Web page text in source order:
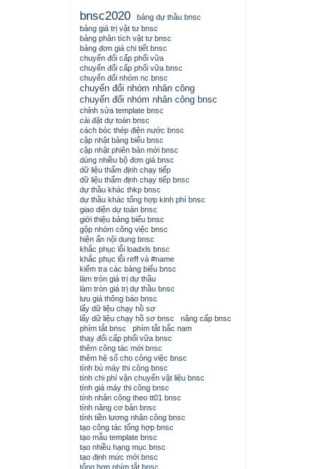
bnsc2020
bảng dự thầu bnsc
bảng giá trị vật tư bnsc
bảng phân tích vật tư bnsc
bảng đơn giá chi tiết bnsc
chuyển đổi cấp phối vữa
chuyển đổi cấp phối vữa bnsc
chuyển đổi nhóm nc bnsc
chuyển đổi nhóm nhân công
chuyển đổi nhóm nhân công bnsc
chỉnh sửa template bnsc
cài đặt dự toán bnsc
cách bóc thép điện nước bnsc
cập nhật bảng biểu bnsc
cập nhật phiên bản mới bnsc
dùng nhiều bộ đơn giá bnsc
dữ liệu thẩm định chạy tiếp
dữ liệu thẩm định chạy tiếp bnsc
dự thầu khác thkp bnsc
dự thầu khác tổng hợp kinh phí bnsc
giao diện dự toán bnsc
giới thiệu bảng biểu bnsc
gộp nhóm công việc bnsc
hiện ẩn nội dung bnsc
khắc phục lỗi loadxls bnsc
khắc phục lỗi reff và #name
kiểm tra các bảng biểu bnsc
làm tròn giá trị dự thầu
làm tròn giá trị dự thầu bnsc
lưu giá thông báo bnsc
lấy dữ liệu chạy hồ sơ
lấy dữ liệu chạy hồ sơ bnsc
nâng cấp bnsc
phím tắt bnsc
phím tắt bắc nam
thay đổi cấp phối vữa bnsc
thêm công tác mới bnsc
thêm hệ số cho công việc bnsc
tính bù máy thi công bnsc
tính chi phí vận chuyển vật liệu bnsc
tính giá máy thi công bnsc
tính nhân công theo tt01 bnsc
tính năng cơ bản bnsc
tính tiền lương nhân công bnsc
tạo công tác tổng hợp bnsc
tạo mẫu template bnsc
tạo nhiều hạng mục bnsc
tạo định mức mới bnsc
tổng hợp phím tắt bnsc